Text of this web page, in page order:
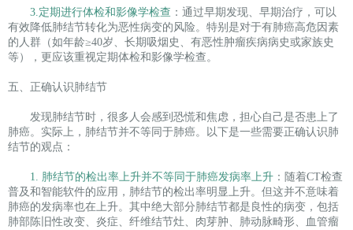
3.定期进行体检和影像学检查 ：通过早期发现、早期治疗，可以
有效降低肺结节转化为恶性病变的风险。特别是对于有肺癌高危因素
的人群（如年龄≥40岁、长期吸烟史、有恶性肿瘤疾病病史或家族史
等），更应该重视定期体检和影像学检查。
五、正确认识肺结节
发现肺结节时，很多人会感到恐慌和焦虑，担心自己是否患上了
肺癌。实际上，肺结节并不等同于肺癌。以下是一些需要正确认识肺
结节的观点：
1. 肺结节的检出率上升并不等同于肺癌发病率上升 ：随着CT检查
普及和智能软件的应用，肺结节的检出率明显上升。但这并不意味着
肺癌的发病率也在上升。其中绝大部分肺结节都是良性的病变，包括
肺部陈旧性改变、炎症、纤维结节灶、肉芽肿、肺动脉畸形、血管瘤